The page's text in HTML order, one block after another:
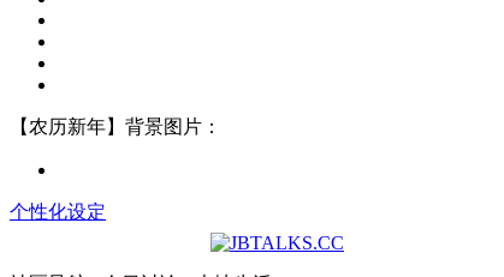
【农历新年】背景图片：
个性化设定